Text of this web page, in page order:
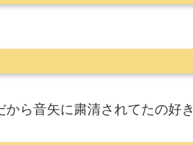
ら音矢に粛清されてたの好き